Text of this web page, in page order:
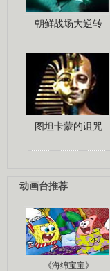
朝鲜战场大逆转
图坦卡蒙的诅咒
动画台推荐
《海绵宝宝》